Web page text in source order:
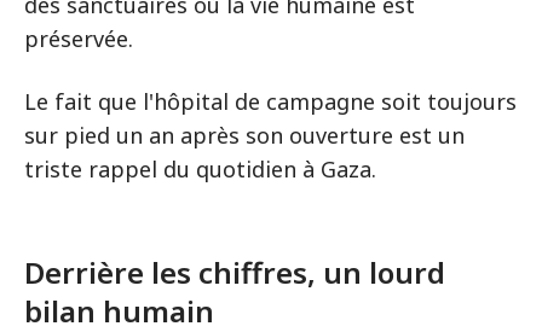
préservée.
Le fait que l'hôpital de campagne soit toujours
sur pied un an après son ouverture est un
triste rappel du quotidien à Gaza.
Derrière les chiffres, un lourd
bilan humain